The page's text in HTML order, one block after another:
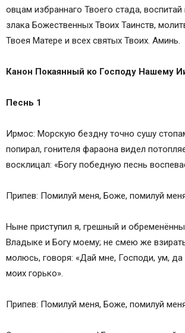
овцам избраннаго Твоего стада,
злака Божественных Твоих Таинств,
Твоея Матере и всех святых Твоих. Аминь.
Канон Покаянный ко Господу Нашему
Песнь 1
Ирмос: Морскую бездну точно сушу
попирал, гонителя фараона видел
восклицал: «Богу победную песнь
Припев: Помилуй меня, Боже, помилуй
Ныне приступил я, грешный и
Владыке и Богу моему; не смею же
молюсь, говоря: «Дай мне, Господи, ум, да
моих горько».
Припев: Помилуй меня, Боже, помилуй